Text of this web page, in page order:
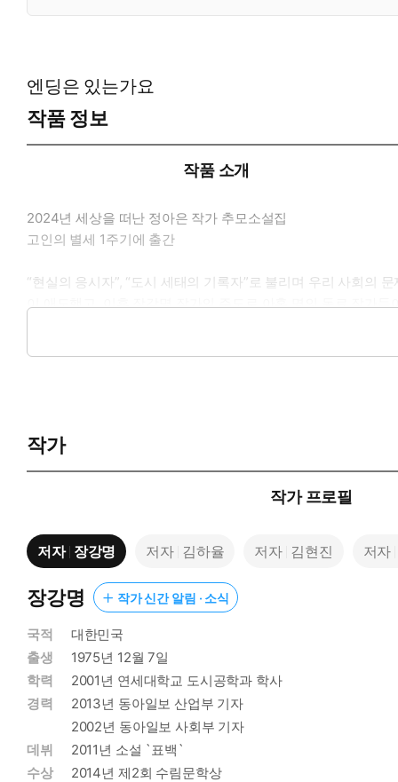
엔딩은 있는가요
작품 정보
작품 소개
2024년 세상을 떠난 정아은 작가 추모소설집
고인의 별세 1주기에 출간
“현실의 응시자”, “도시 세태의 기록자”로 불리며 우리 사회의
이 애도했고, 이후 장강명 작가의 주도로 아홉 명의 동료 작가
작가
작가 프로필
저자 장강명 저자 김하율 저자 김현진 저자
장강명 작가 신간 알림 · 소식
국적
대한민국
출생
1975년 12월 7일
학력
2001년 연세대학교 도시공학과 학사
경력
2013년 동아일보 산업부 기자
2002년 동아일보 사회부 기자
데뷔
2011년 소설 `표백`
수상
2014년 제2회 수림문학상